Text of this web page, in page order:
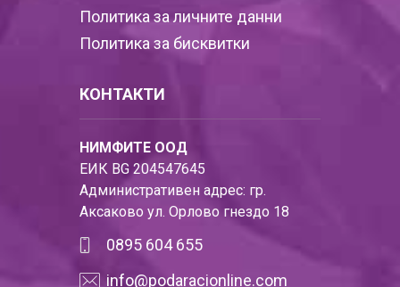
Политика за личните данни
Политика за бисквитки
КОНТАКТИ
НИМФИТЕ ООД
ЕИК BG 204547645
Административен адрес: гр.
Аксаково ул. Орлово гнездо 18
0895 604 655
info@podaracionline.com